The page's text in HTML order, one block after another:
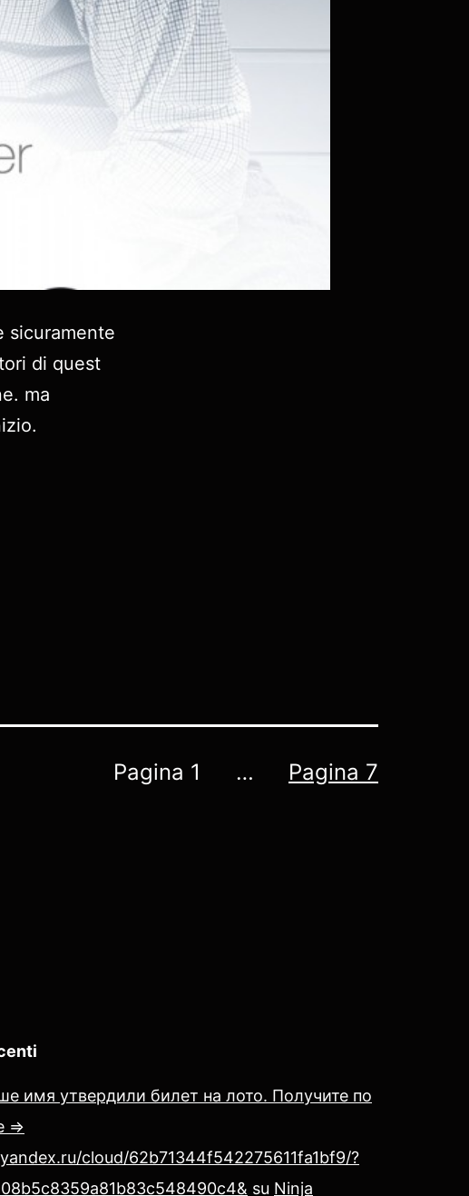
sicuramente
di quest
ma
Pagina 1 … Pagina 7
имя утвердили билет на лото. Получите по
=>
cloud/62b71344f542275611fa1bf9/?
su Ninja